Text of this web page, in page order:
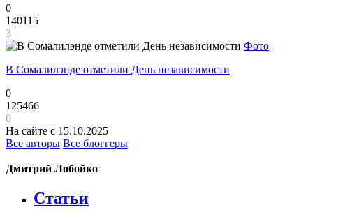
0
140115
3
Фото
В Сомалилэнде отметили День независимости
0
125466
0
На сайте с 15.10.2025
Все авторы Все блоггеры
Дмитрий Лобойко
Статьи